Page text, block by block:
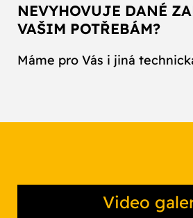
NEVYHOVUJE DANÉ
VAŠIM POTŘEBÁM?
Máme pro Vás i jiná
Video